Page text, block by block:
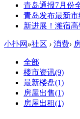
青岛通报7月份
青岛发布最新
新进展！潍宿
小扑网 »社区 › 消费›
全部
楼市资讯(9)
最新楼盘(1)
房屋出售(1)
房屋出租(1)